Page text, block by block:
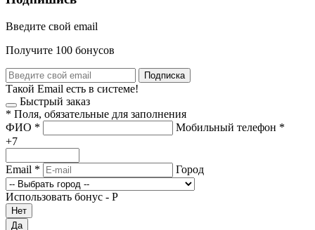
Введите свой email
Получите 100 бонусов
Подписка
Такой Email есть в системе!
Быстрый заказ
* Поля, обязательные для заполнения
ФИО * Мобильный телефон *
+7
Email * Город
Использовать бонус - Р
Нет
Да